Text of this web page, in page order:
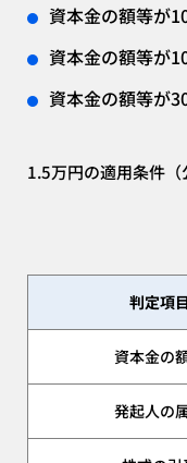
資本金の額等が
資本金の額等が
資本金の額等が
1.5万円の適用条件（
判定項目
資本金の
発起人の